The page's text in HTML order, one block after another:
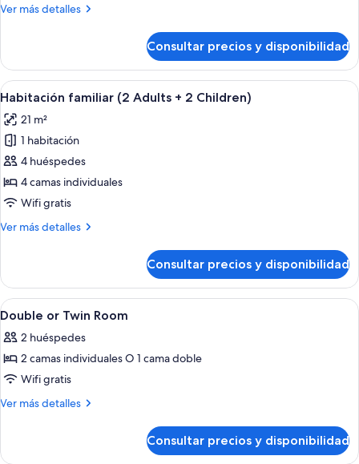
cama
2
individuales,
balcón
Ver más detalles
Más
con
cama
o
2
individuales,
balcón
Consultar precios y disponibilidad
Abrir
todas
las
fotos
de
Habitación
familiar
Adults
Children)
Una habitación de hotel con dos
6
Habitación familiar (2 Adults + 2 Children)
21 m²
1 habitación
4 huéspedes
4 camas individuales
Wifi gratis
Ver más detalles
Más
familiar
(2
Adults
2
Children)
Consultar precios y disponibilidad
Abrir
todas
las
fotos
de
Double
Room
Habitación de hotel con una cama
17
Double or Twin Room
2 huéspedes
2 camas individuales O 1 cama doble
Wifi gratis
Ver más detalles
Más
or
Consultar precios y disponibilidad